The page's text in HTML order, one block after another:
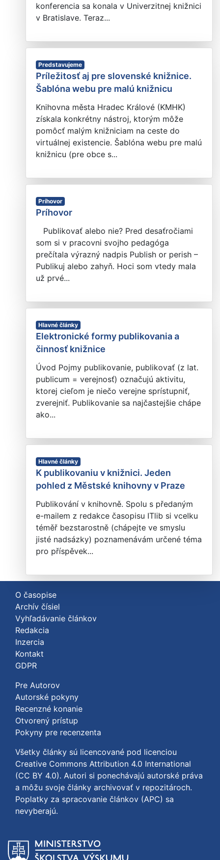
konferencia sa konala v Univerzitnej knižnici
v Bratislave. Teraz...
Predstavujeme
Príležitosť aj pre slovenské knižnice.
Šablóna webu pre malú knižnicu
Knihovna města Hradec Králové (KMHK)
získala konkrétny nástroj, ktorým môže
pomôcť malým knižniciam na ceste do
virtuálnej existencie. Šablóna webu pre malú
knižnicu (pre obce s...
Príhovor
Príhovor
Publikovať alebo nie? Pred desaťročiami
som si v pracovni svojho pedagóga
prečítala výrazný nadpis Publish or perish –
Publikuj alebo zahyň. Hoci som vtedy mala
už prvé...
Hlavné články
Elektronické formy publikovania a
činnosť knižnice
Úvod Pojmy publikovanie, publikovať (z lat.
publicum = verejnosť) označujú aktivitu,
ktorej cieľom je niečo verejne sprístupniť,
zverejniť. Publikovanie sa najčastejšie chápe
ako...
Hlavné články
K publikovaniu v knižnici. Jeden
pohled z Městské knihovny v Praze
Publikování v knihovně. Spolu s předaným
e-mailem z redakce časopisu ITlib si vcelku
téměř bezstarostně (chápejte ve smyslu
jisté nadsázky) poznamenávám určené téma
pro příspěvek...
O časopise
Archív čísiel
Vyhľadávanie článkov
Redakcia
Inzercia
Kontakt
GDPR
Pre Autorov
Autorské pokyny
Recenzné konanie
Otvorený prístup
Pokyny pre recenzenta
Všetky články sú licencované pod licenciou
Creative Commons Attribution 4.0 International
(CC BY 4.0). Autori si ponechávajú autorské práva
a môžu svoje články archivovať v repozitároch.
Poplatky za spracovanie článkov (APC) sa
nevyberajú.